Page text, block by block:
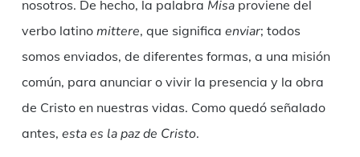
nosotros. De hecho, la palabra Misaproviene del
verbo latino mittere, que significa enviar; todos
somos enviados, de diferentes formas, a una misión
común, para anunciar o vivir la presencia y la obra
de Cristo en nuestras vidas. Como quedó señalado
antes, esta es la paz de Cristo.